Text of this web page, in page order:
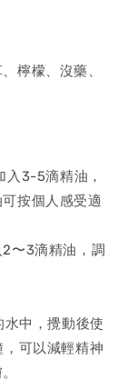
檸檬、沒藥、
3-5滴精油，
按個人感受適
〜3滴精油，調
中，攪動後使
可以減輕精神